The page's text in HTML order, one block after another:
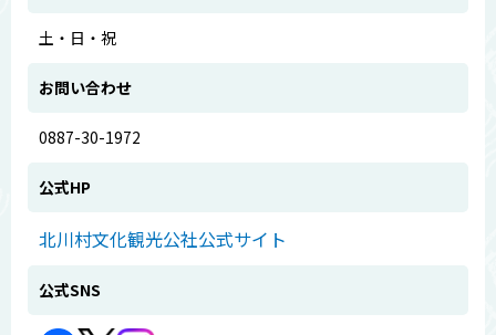
土・日・祝
お問い合わせ
0887-30-1972
公式HP
北川村文化観光公社公式サイト
公式SNS